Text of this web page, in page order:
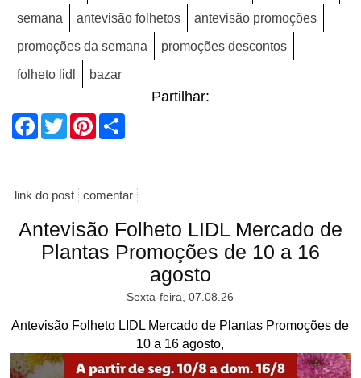
semana antevisão folhetos antevisão promoções
promoções da semana promoções descontos
folheto lidl bazar
Partilhar:
Facebook
TwitterPinterest
link do post comentar
Antevisão Folheto LIDL Mercado de
Plantas Promoções de 10 a 16
agosto
Sexta-feira, 07.08.26
Antevisão Folheto LIDL Mercado de Plantas Promoções de
10 a 16 agosto,